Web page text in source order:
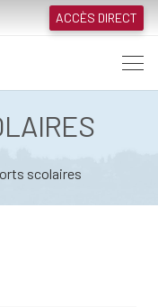
ACCÈS DIRECT
scolaires